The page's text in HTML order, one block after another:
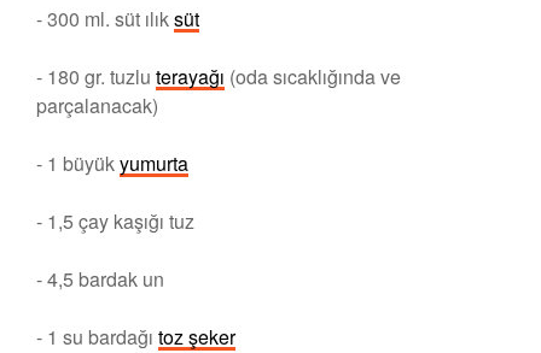
- 300 ml. süt ılıksüt
- 180 gr. tuzlu terayağı (oda sıcaklığında ve
parçalanacak)
- 1 büyükyumurta
- 1,5 çay kaşığı tuz
- 4,5 bardak un
- 1 su bardağı toz şeker